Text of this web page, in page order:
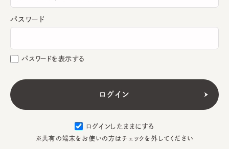
パスワード
パスワードを表示する
ログインしたままにする
※共有の端末をお使いの方はチェックを外してください